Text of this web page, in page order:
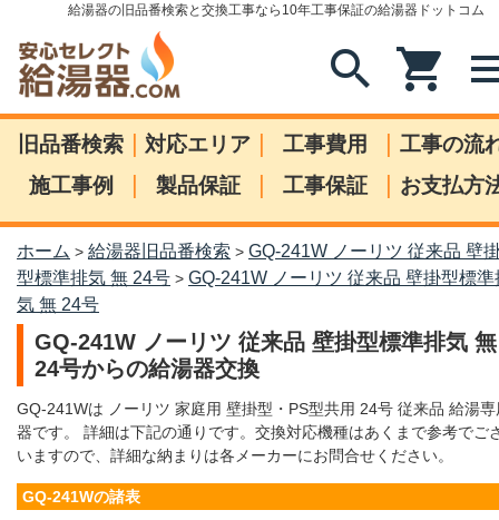
給湯器の旧品番検索と交換工事なら10年工事保証の給湯器ドットコム
search shopping_cart
旧品番検索 | 対応エリア | 工事費用 | 工事の流
施工事例
| 製品保証 | 工事保証 | お支払方
ホーム > 給湯器旧品番検索 > GQ-241W ノーリツ 従来品 壁
型標準排気 無 24号 > GQ-241W ノーリツ 従来品 壁掛型標準
気 無 24号
GQ-241W ノーリツ 従来品 壁掛型標準排気 無
24号からの給湯器交換
GQ-241Wは ノーリツ 家庭用 壁掛型・PS型共用 24号 従来品 給湯専
器です。 詳細は下記の通りです。交換対応機種はあくまで参考でご
いますので、詳細な納まりは各メーカーにお問合せください。
GQ-241Wの諸表